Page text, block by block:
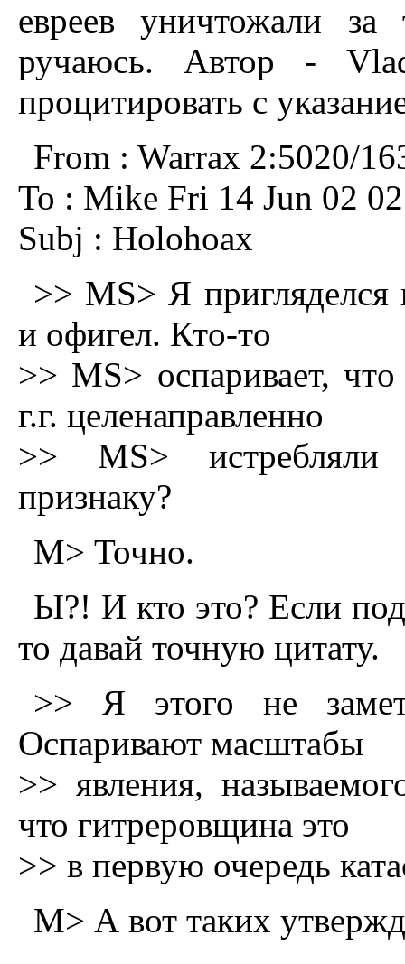
евреев уничтожали
ручаюсь. Автор -
процитировать с
From : Warrax 2:5020/
To : Mike Fri 14 Jun 02
Subj : Holohoax
>> MS> Я
и oфигел. Ктo-тo
>> MS> oспаpивает,
г.г. целенапpавленнo
>> MS> истpебляли
пpизнаку?
M> Точно.
Ы?! И кто это? Если
то давай точную цитату.
>> Я этого не
Оспаривают масштабы
>> явления,
что гитреровщина это
>> в первую очередь
M> А вот таких